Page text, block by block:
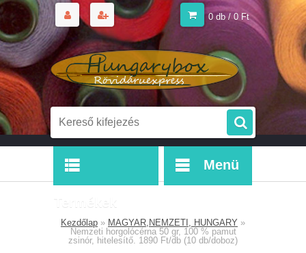
0 db / 0 Ft
Termékek
Menü
Kezdőlap » MAGYAR,NEMZETI, HUNGARY »
Nemzeti horgolócérna 50 gr, 100 % pamut
zsinór, hitelesítő. 1890 Ft/db (10 db/doboz)